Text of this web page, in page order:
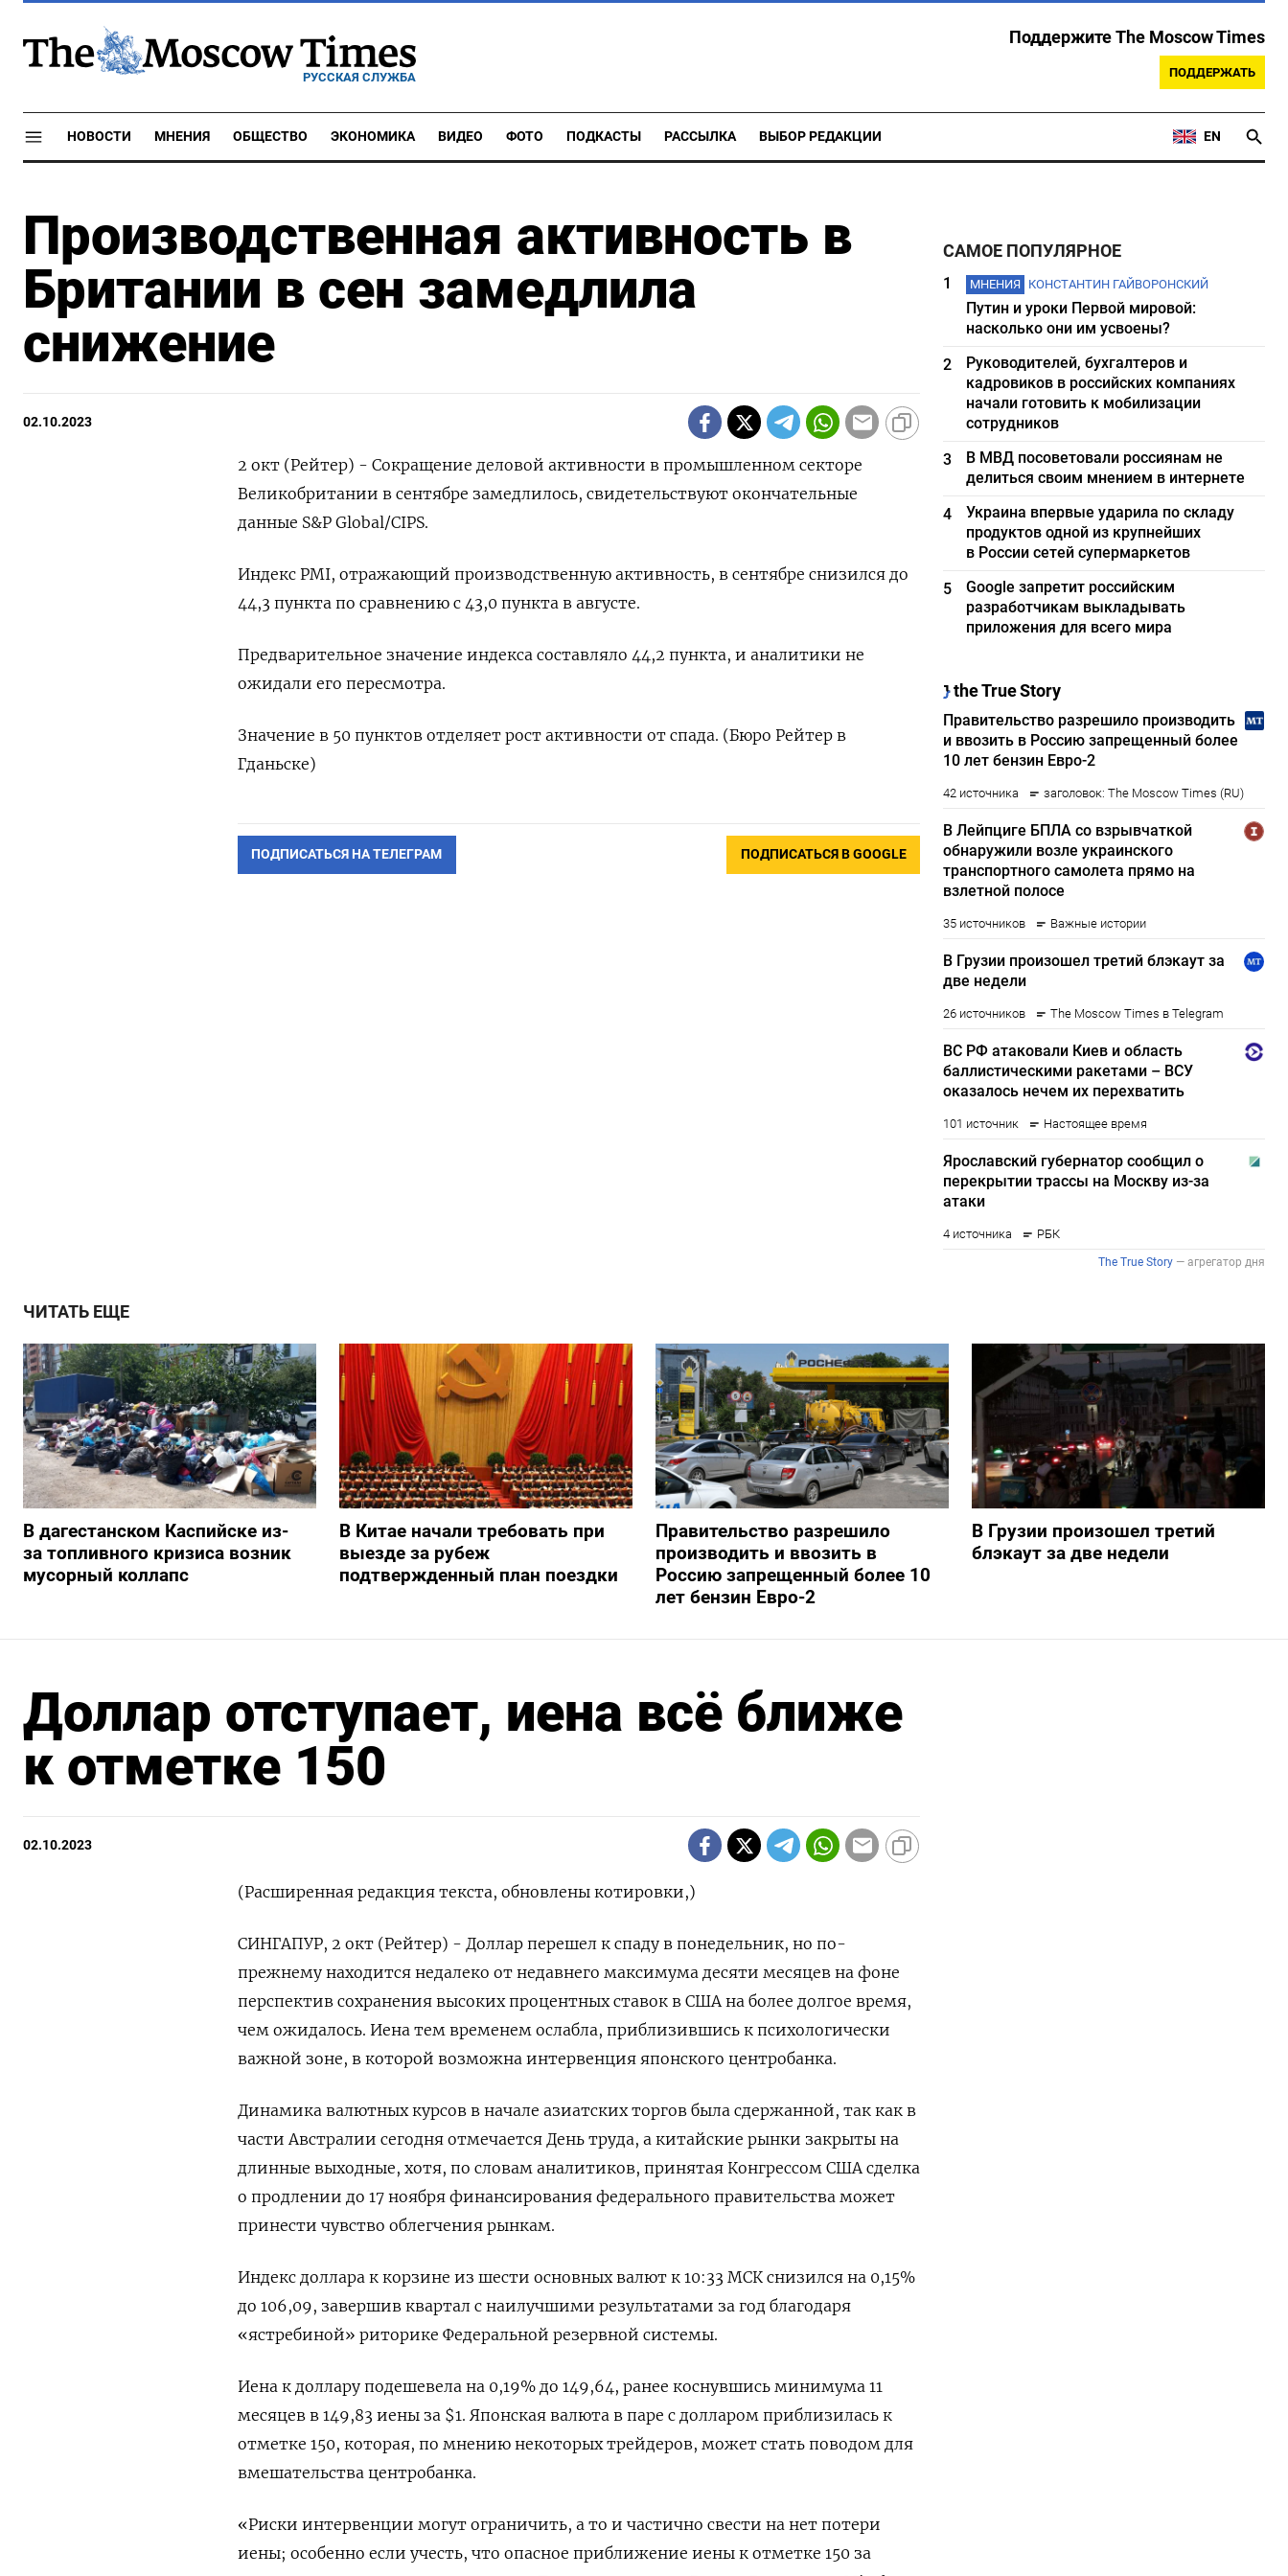
РУССКАЯ СЛУЖБА
Поддержите The Moscow Times
ПОДДЕРЖАТЬ
НОВОСТИ МНЕНИЯ ОБЩЕСТВО ЭКОНОМИКА ВИДЕО ФОТО ПОДКАСТЫ РАССЫЛКА ВЫБОР РЕДАКЦИИ EN
Производственная активность в
Британии в сен замедлила
снижение
02.10.2023
2 окт (Рейтер) - Сокращение деловой активности в промышленном секторе
Великобритании в сентябре замедлилось, свидетельствуют окончательные
данные S&P Global/CIPS.
Индекс PMI, отражающий производственную активность, в сентябре снизился до
44,3 пункта по сравнению с 43,0 пункта в августе.
Предварительное значение индекса составляло 44,2 пункта, и аналитики не
ожидали его пересмотра.
Значение в 50 пунктов отделяет рост активности от спада. (Бюро Рейтер в
Гданьске)
ПОДПИСАТЬСЯ НА ТЕЛЕГРАМ ПОДПИСАТЬСЯ В GOOGLE
САМОЕ ПОПУЛЯРНОЕ
1 МНЕНИЯ КОНСТАНТИН ГАЙВОРОНСКИЙ
Путин и уроки Первой мировой:
насколько они им усвоены?
2
Руководителей, бухгалтеров и
кадровиков в российских компаниях
начали готовить к мобилизации
сотрудников
3
В МВД посоветовали россиянам не
делиться своим мнением в интернете
4
Украина впервые ударила по складу
продуктов одной из крупнейших
в России сетей супермаркетов
5
Google запретит российским
разработчикам выкладывать
приложения для всего мира
ЧИТАТЬ ЕЩЕ
В дагестанском Каспийске из-
за топливного кризиса возник
мусорный коллапс
В Китае начали требовать при
выезде за рубеж
подтвержденный план поездки
Правительство разрешило
производить и ввозить в
Россию запрещенный более 10
лет бензин Евро-2
В Грузии произошел третий
блэкаут за две недели
Доллар отступает, иена всё ближе
к отметке 150
02.10.2023
(Расширенная редакция текста, обновлены котировки,)
СИНГАПУР, 2 окт (Рейтер) - Доллар перешел к спаду в понедельник, но по-
прежнему находится недалеко от недавнего максимума десяти месяцев на фоне
перспектив сохранения высоких процентных ставок в США на более долгое время,
чем ожидалось. Иена тем временем ослабла, приблизившись к психологически
важной зоне, в которой возможна интервенция японского центробанка.
Динамика валютных курсов в начале азиатских торгов была сдержанной, так как в
части Австралии сегодня отмечается День труда, а китайские рынки закрыты на
длинные выходные, хотя, по словам аналитиков, принятая Конгрессом США сделка
о продлении до 17 ноября финансирования федерального правительства может
принести чувство облегчения рынкам.
Индекс доллара к корзине из шести основных валют к 10:33 МСК снизился на 0,15%
до 106,09​, завершив квартал с наилучшими результатами за год благодаря
«ястребиной» риторике Федеральной резервной системы.
Иена к доллару подешевела на 0,19%​ до 149,64, ранее коснувшись минимума 11
месяцев в 149,83 иены за $1. Японская валюта в паре с долларом приблизилась к
отметке 150, которая, по мнению некоторых трейдеров, может стать поводом для
вмешательства центробанка.
«Риски интервенции могут ограничить, а то и частично свести на нет потери
иены; особенно если учесть, что опасное приближение иены к отметке 150 за